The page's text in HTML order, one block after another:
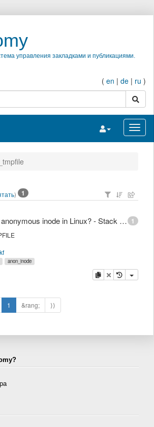
управления закладками и публикациями.
( en | de | ru )
поиск
Переключить
) 1
1
epoll - What is an anonymous inode in Linux? - Stack Overflow
anon_inode
копировать
удалить
1 &rang; ⟩⟩